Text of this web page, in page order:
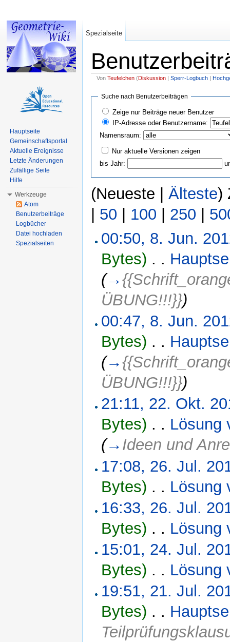
Von Teufelchen(Diskussion| Sperr-Logbuch|
Suche nach Benutzerbeiträgen
Zeige nur Beiträge neuer Benutzer
IP-Adresse oder Benutzername:
Namensraum:
Nur aktuelle Versionen zeigen
bis Jahr:
(Neueste | Älteste)
50 100 250
00:50, 8. Jun.
Bytes) . .
(→
ÜBUNG!!!}})
00:47, 8. Jun.
Bytes) . .
(→
ÜBUNG!!!}})
21:11, 22. Okt.
Bytes) . . Lösung
(→ Ideen und
17:08, 26. Jul.
Bytes) . . Lösung
16:33, 26. Jul.
Bytes) . . Lösung
15:01, 24. Jul.
Bytes) . . Lösung
19:51, 21. Jul.
Bytes) . .
Spezialseite
Hauptseite
Gemeinschaftsportal
Aktuelle Ereignisse
Letzte Änderungen
Zufällige Seite
Hilfe
Werkzeuge
Atom
Benutzerbeiträge
Logbücher
Datei hochladen
Spezialseiten